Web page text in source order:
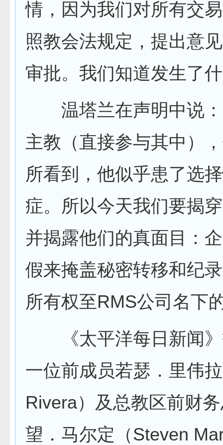
情，因为我们对所有交
照教会法规定，提出意
审批。我们知道发生了
温塔兰在声明中说：
主教（直接参与其中）
所看到，他似乎患了选
症。所以今天我们要揭
并揭露他们的真面目：
假来掩盖秘密转移和纪
所有权至RMS公司名下
《太平洋每日新闻》
一位前成员若瑟．里伟
Rivera）及总教区前财
望．马尔定（Steven